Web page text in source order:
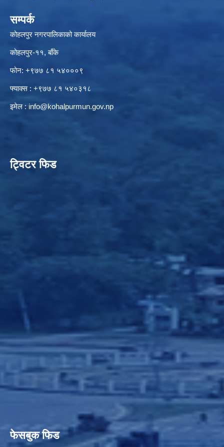
सम्पर्क
कोहलपुर नगरपालिकाको कार्यालय
कोहलपुर-११, बाँके
फोन: +९७७ ८१ ५४०००९
फ्याक्स : +९७७ ८१ ५४०३१८
इमेल : info@kohalpurmun.gov.np
ट्विटर फिड
फेसबुक फिड